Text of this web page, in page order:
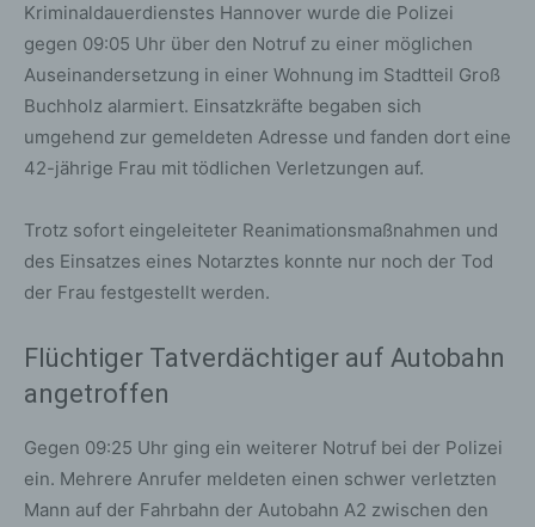
Kriminaldauerdienstes Hannover wurde die Polizei
gegen 09:05 Uhr über den Notruf zu einer möglichen
Auseinandersetzung in einer Wohnung im Stadtteil Groß
Buchholz alarmiert. Einsatzkräfte begaben sich
umgehend zur gemeldeten Adresse und fanden dort eine
42-jährige Frau mit tödlichen Verletzungen auf.
Trotz sofort eingeleiteter Reanimationsmaßnahmen und
des Einsatzes eines Notarztes konnte nur noch der Tod
der Frau festgestellt werden.
Flüchtiger Tatverdächtiger auf Autobahn
angetroffen
Gegen 09:25 Uhr ging ein weiterer Notruf bei der Polizei
ein. Mehrere Anrufer meldeten einen schwer verletzten
Mann auf der Fahrbahn der Autobahn A2 zwischen den